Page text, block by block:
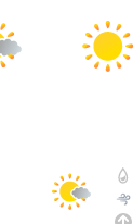
Ora fine